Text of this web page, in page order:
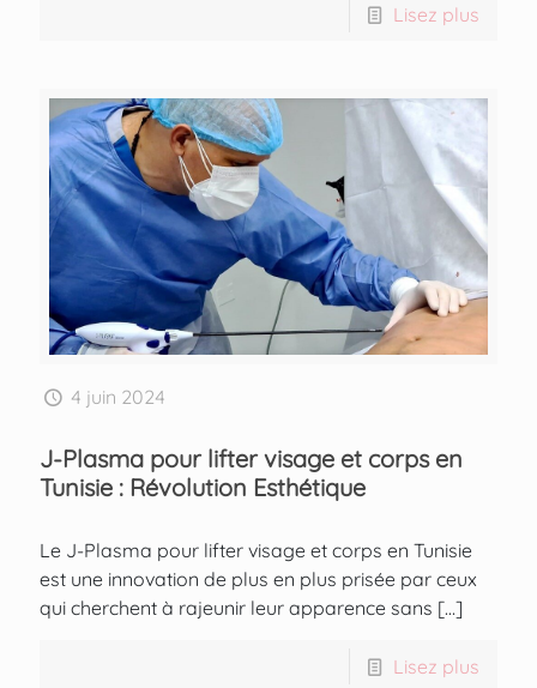
Lisez plus
4 juin 2024
J-Plasma pour lifter visage et corps en
Tunisie : Révolution Esthétique
Le J-Plasma pour lifter visage et corps en Tunisie
est une innovation de plus en plus prisée par ceux
qui cherchent à rajeunir leur apparence sans […]
Lisez plus